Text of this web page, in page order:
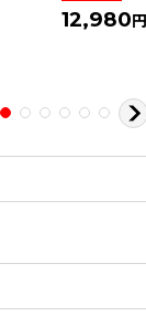
12,980円